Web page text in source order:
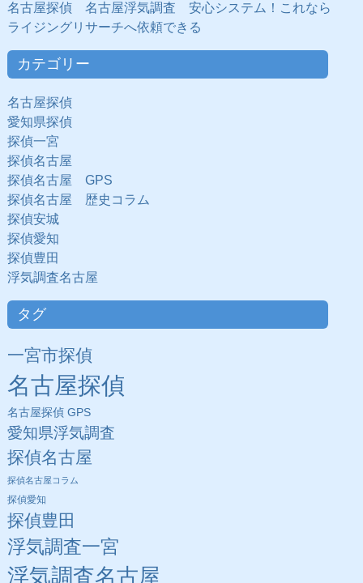
名古屋探偵 名古屋浮気調査 安心システム！これなら
ライジングリサーチへ依頼できる
カテゴリー
名古屋探偵
愛知県探偵
探偵一宮
探偵名古屋
探偵名古屋 GPS
探偵名古屋 歴史コラム
探偵安城
探偵愛知
探偵豊田
浮気調査名古屋
タグ
一宮市探偵
名古屋探偵
名古屋探偵 GPS
愛知県浮気調査
探偵名古屋
探偵名古屋コラム
探偵愛知
探偵豊田
浮気調査一宮
浮気調査名古屋